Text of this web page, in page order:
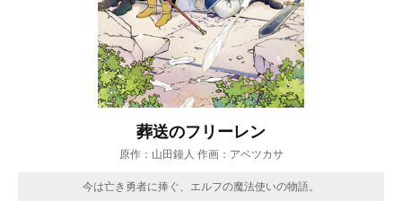
葬送のフリーレン
原作：山田鐘人 作画：アベツカサ
今は亡き勇者に捧ぐ、エルフの魔法使いの物語。